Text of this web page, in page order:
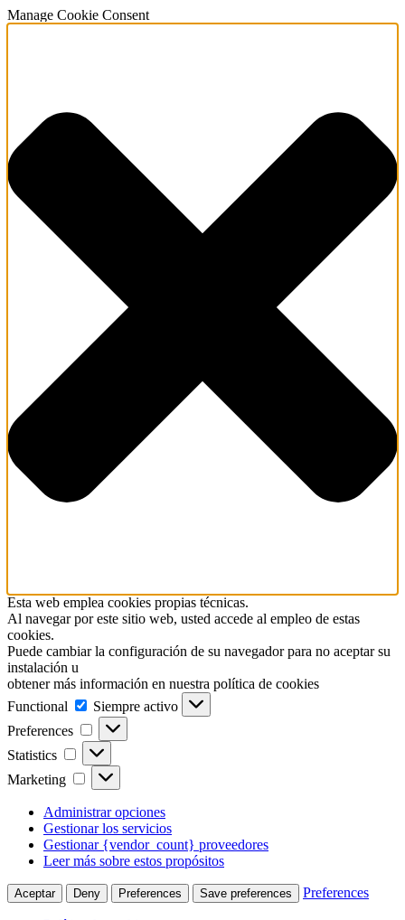
Manage Cookie Consent
Esta web emplea cookies propias técnicas.
Al navegar por este sitio web, usted accede al empleo de estas
cookies.
Puede cambiar la configuración de su navegador para no aceptar su
instalación u
obtener más información en nuestra política de cookies
Functional
Functional
Siempre activo
Preferences
Preferences
Statistics Statistics
Marketing Marketing
Administrar opciones
Gestionar los servicios
Gestionar {vendor_count} proveedores
Leer más sobre estos propósitos
Aceptar Deny Preferences Save preferences Preferences